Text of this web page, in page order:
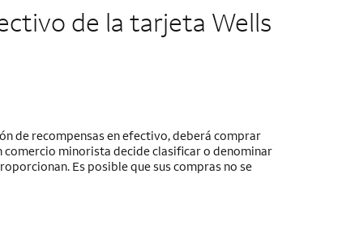
de la tarjeta Wells
de recompensas en efectivo, deberá comprar
comercio minorista decide clasificar o denominar
Es posible que sus compras no se